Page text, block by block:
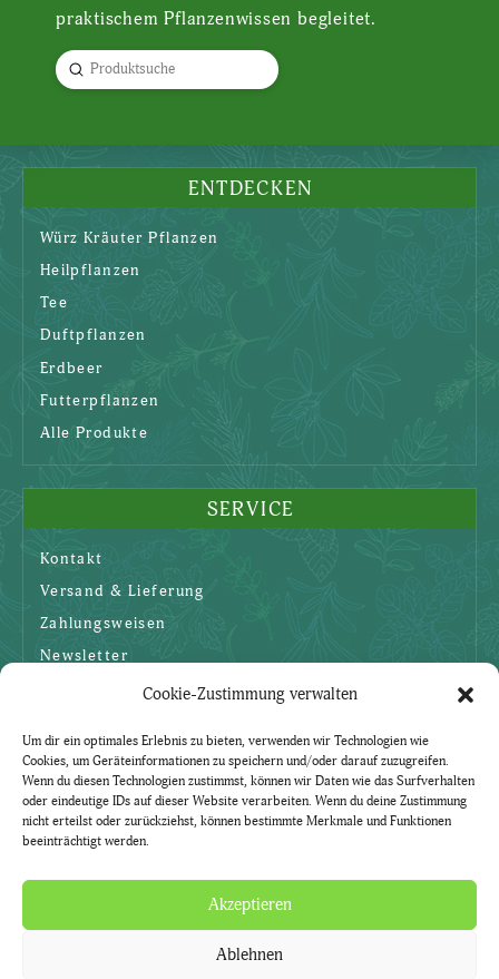
Cookie-Zustimmung verwalten
Um dir ein optimales Erlebnis zu bieten, verwenden wir Technologien wie
Cookies, um Geräteinformationen zu speichern und/oder darauf zuzugreifen.
Wenn du diesen Technologien zustimmst, können wir Daten wie das Surfverhalten
oder eindeutige IDs auf dieser Website verarbeiten. Wenn du deine Zustimmung
nicht erteilst oder zurückziehst, können bestimmte Merkmale und Funktionen
beeinträchtigt werden.
Akzeptieren
Ablehnen
praktischem Pflanzenwissen begleitet.
Search
Submit
ENTDECKEN
Würz Kräuter Pflanzen
Heilpflanzen
Tee
Duftpflanzen
Erdbeer
Futterpflanzen
Alle Produkte
SERVICE
Kontakt
Versand & Lieferung
Zahlungsweisen
Newsletter
SICHERHEIT
AGBs
Datenschutzerklärung
Widerruf
Impressum
Natürlich. Mit Kräutern.